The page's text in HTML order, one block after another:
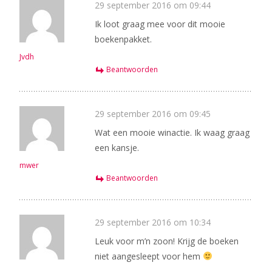
Jvdh
29 september 2016 om 09:44
Ik loot graag mee voor dit mooie
boekenpakket.
Beantwoorden
mwer
29 september 2016 om 09:45
Wat een mooie winactie. Ik waag graag
een kansje.
Beantwoorden
29 september 2016 om 10:34
Leuk voor m’n zoon! Krijg de boeken
niet aangesleept voor hem